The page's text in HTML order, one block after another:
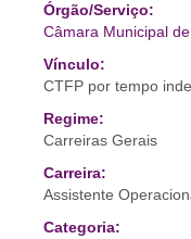
Órgão/Serviço:
Câmara Municipal
Vínculo:
CTFP por tempo
Regime:
Carreiras Gerais
Carreira:
Assistente
Categoria: